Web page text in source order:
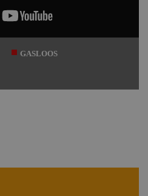
GASLOOS